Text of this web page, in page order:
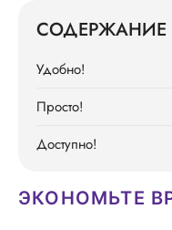
ЭКОНОМЬТЕ
СОДЕРЖАНИЕ
Удобно!
Просто!
Доступно!